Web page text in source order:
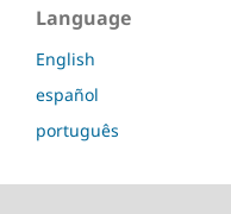
Language
English
español
português